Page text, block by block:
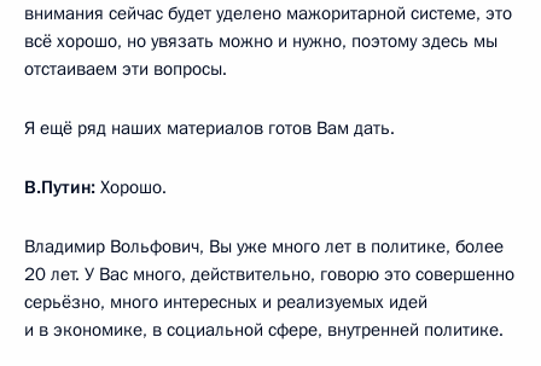
внимания сейчас будет уделено мажоритарной системе, это
всё хорошо, но увязать можно и нужно, поэтому здесь мы
отстаиваем эти вопросы.
Я ещё ряд наших материалов готов Вам дать.
В.Путин: Хорошо.
Владимир Вольфович, Вы уже много лет в политике, более
20 лет. У Вас много, действительно, говорю это совершенно
серьёзно, много интересных и реализуемых идей
и в экономике, в социальной сфере, внутренней политике.